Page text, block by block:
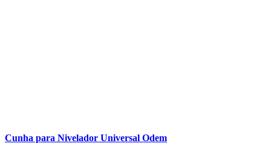
Cunha para Nivelador Universal Odem